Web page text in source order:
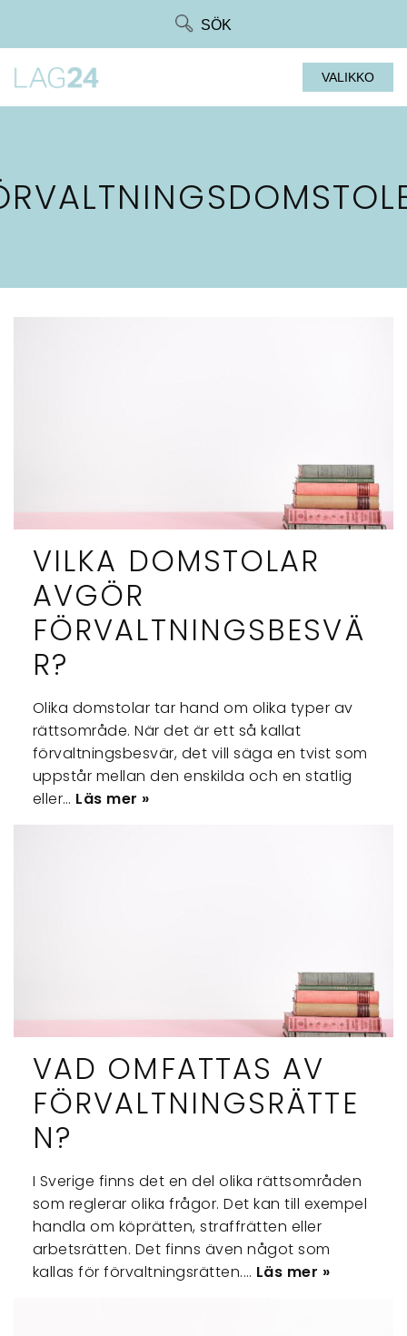
SÖK
VALIKKO
VILKA DOMSTOLAR
AVGÖR
FÖRVALTNINGSBESVÄ
R?
Olika domstolar tar hand om olika typer av
rättsområde. När det är ett så kallat
förvaltningsbesvär, det vill säga en tvist som
uppstår mellan den enskilda och en statlig
eller… Läs mer »
VAD OMFATTAS AV
FÖRVALTNINGSRÄTTE
N?
I Sverige finns det en del olika rättsområden
som reglerar olika frågor. Det kan till exempel
handla om köprätten, straffrätten eller
arbetsrätten. Det finns även något som
kallas för förvaltningsrätten.… Läs mer »